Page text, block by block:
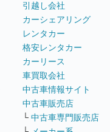
引越し会社
カーシェアリング
レンタカー
格安レンタカー
カーリース
車買取会社
中古車情報サイト
中古車販売店
└ 中古車専門販売店